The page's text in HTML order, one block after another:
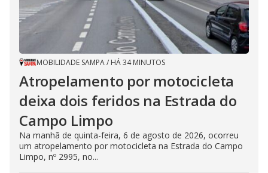
MOBILIDADE SAMPA/ HÁ 34 MINUTOS
Atropelamento por motocicleta
deixa dois feridos na Estrada do
Campo Limpo
Na manhã de quinta-feira, 6 de agosto de 2026, ocorreu
um atropelamento por motocicleta na Estrada do Campo
Limpo, nº 2995, no...